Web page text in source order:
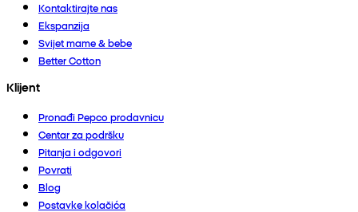
Kontaktirajte nas
Ekspanzija
Svijet mame & bebe
Better Cotton
Klijent
Pronađi Pepco prodavnicu
Centar za podršku
Pitanja i odgovori
Povrati
Blog
Postavke kolačića